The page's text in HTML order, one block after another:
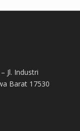
Jl. Industri
Barat 17530